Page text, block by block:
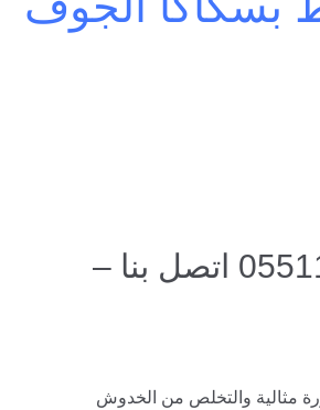
شركة جلي بلاط بسكاكا – 0551154864 اتصل بنا –
مثالية والتخلص من الخدوش